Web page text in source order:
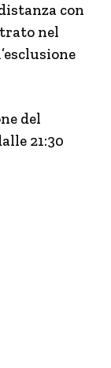
con
nel
del
21:30